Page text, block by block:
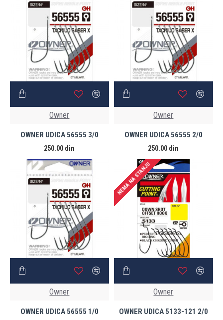
Owner
OWNER UDICA 56555 3/0
250.00 din
Owner
OWNER UDICA 56555 2/0
250.00 din
Owner
OWNER UDICA 56555 1/0
NEMA NA STANJU
Owner
OWNER UDICA 5133-121 2/0